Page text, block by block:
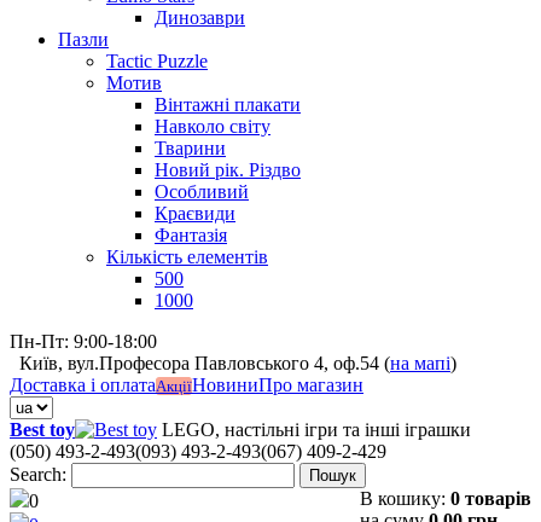
Динозаври
Пазли
Tactic Puzzle
Мотив
Вінтажні плакати
Навколо світу
Тварини
Новий рік. Різдво
Особливий
Краєвиди
Фантазія
Кількість елементів
500
1000
Пн-Пт: 9:00-18:00
Київ, вул.Професора Павловського 4, оф.54 (на мапі)
Доставка і оплатаАкціїНовиниПро магазин
Best toy
LEGO, настільні ігри та інші іграшки
(050) 493-2-493(093) 493-2-493(067) 409-2-429
Search:
Пошук
0 В кошику: 0 товарів